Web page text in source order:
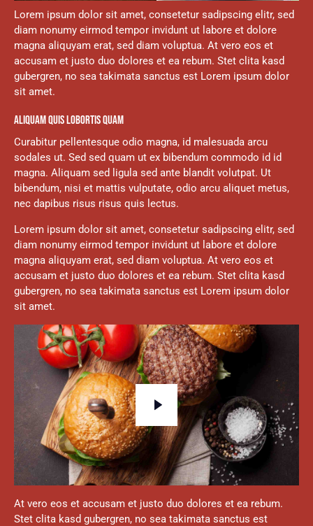
Lorem ipsum dolor sit amet, consetetur sadipscing elitr, sed
diam nonumy eirmod tempor invidunt ut labore et dolore
magna aliquyam erat, sed diam voluptua. At vero eos et
accusam et justo duo dolores et ea rebum. Stet clita kasd
gubergren, no sea takimata sanctus est Lorem ipsum dolor
sit amet.
ALIQUAM QUIS LOBORTIS QUAM
Curabitur pellentesque odio magna, id malesuada arcu
sodales ut. Sed sed quam ut ex bibendum commodo id id
magna. Aliquam sed ligula sed ante blandit volutpat. Ut
bibendum, nisi et mattis vulputate, odio arcu aliquet metus,
nec dapibus risus risus quis lectus.
Lorem ipsum dolor sit amet, consetetur sadipscing elitr, sed
diam nonumy eirmod tempor invidunt ut labore et dolore
magna aliquyam erat, sed diam voluptua. At vero eos et
accusam et justo duo dolores et ea rebum. Stet clita kasd
gubergren, no sea takimata sanctus est Lorem ipsum dolor
sit amet.
At vero eos et accusam et justo duo dolores et ea rebum.
Stet clita kasd gubergren, no sea takimata sanctus est